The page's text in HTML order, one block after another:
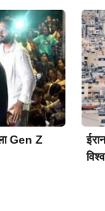
Gen Z